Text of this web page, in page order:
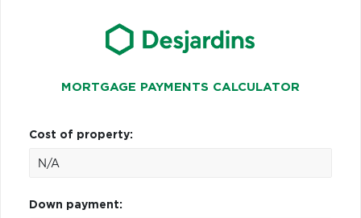
MORTGAGE PAYMENTS CALCULATOR
Cost of property:
Down payment: